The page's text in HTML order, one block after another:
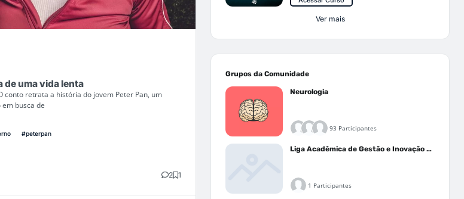
de uma vida lenta
conto retrata a história do jovem Peter Pan, um
busca de
#peterpan
2 1
Ver mais
Grupos da Comunidade
Neurologia
93 Participantes
Liga Acadêmica de Gestão e Inovação Médica - LAGIM
1 Participantes